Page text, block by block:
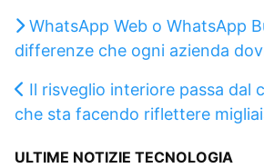
WhatsApp Web o WhatsApp
differenze che ogni azienda
Il risveglio interiore passa dal
che sta facendo riflettere
ULTIME NOTIZIE TECNOLOGIA